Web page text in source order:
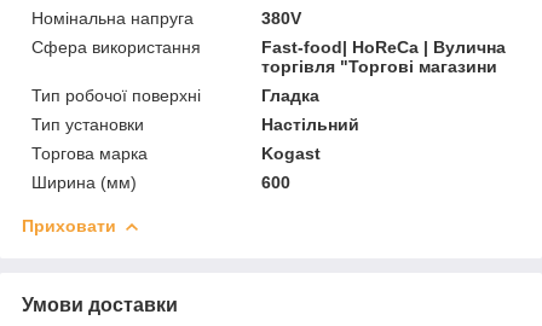
Номінальна напруга
380V
Сфера використання
Fast-food| HoReCa | Вулична
торгівля "Торгові магазини
Тип робочої поверхні
Гладка
Тип установки
Настільний
Торгова марка
Kogast
Ширина (мм)
600
Приховати
Умови доставки